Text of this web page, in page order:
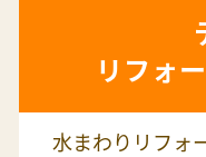
リフォ
水まわりリフォ